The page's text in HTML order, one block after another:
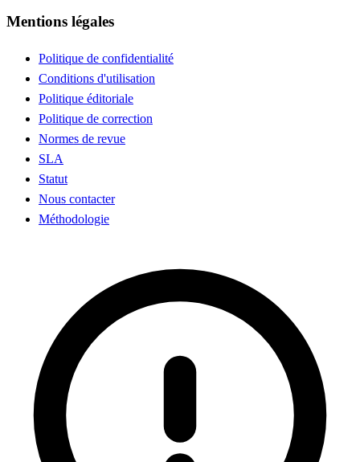
Mentions légales
Politique de confidentialité
Conditions d'utilisation
Politique éditoriale
Politique de correction
Normes de revue
SLA
Statut
Nous contacter
Méthodologie